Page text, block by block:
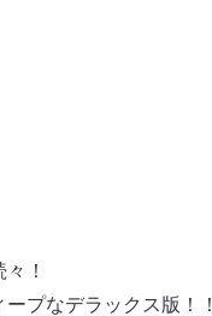
！
プなデラックス版！！